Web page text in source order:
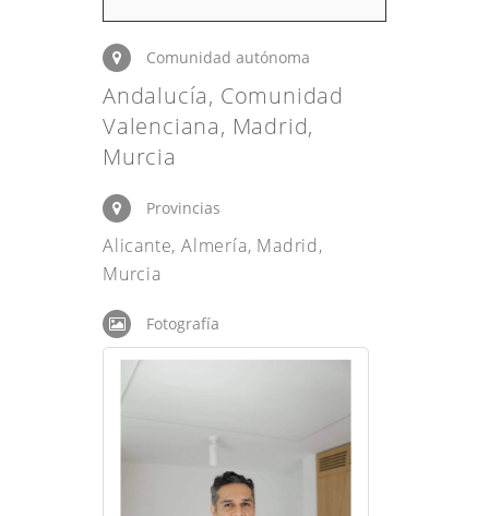
Comunidad autónoma
Andalucía, Comunidad
Valenciana, Madrid,
Murcia
Provincias
Alicante, Almería, Madrid,
Murcia
Fotografía